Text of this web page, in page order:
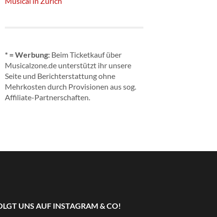
* = Werbung: Beim Ticketkauf über
Musicalzone.de unterstützt ihr unsere
Seite und Berichterstattung ohne
Mehrkosten durch Provisionen aus sog.
Affiliate-Partnerschaften.
UNS AUF INSTAGRAM & CO!